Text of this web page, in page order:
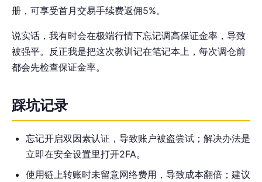
册，可享受首月交易手续费返佣5%。
说实话，我有时会在极端行情下忘记调高保证金率，导致
被强平。反正我是把这次教训记在笔记本上，每次调仓前
都会先检查保证金率。
踩坑记录
忘记开启双因素认证，导致账户被盗尝试；解决办法是
立即在安全设置里打开2FA。
使用链上转账时未留意网络费用，导致成本翻倍；建议